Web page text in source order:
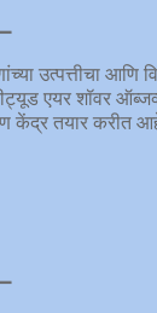
उत्पत्तीचा आणि
एयर शॉवर
केंद्र तयार करीत